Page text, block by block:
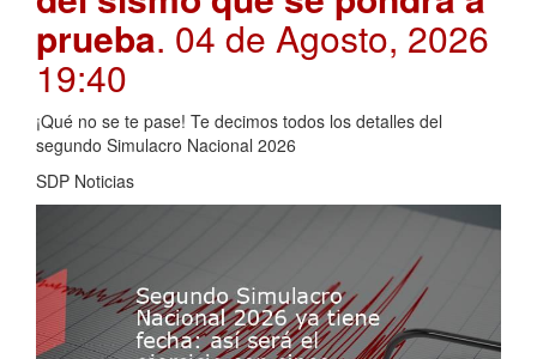
prueba. 04 de Agosto, 2026
19:40
¡Qué no se te pase! Te decimos todos los detalles del
segundo Simulacro Nacional 2026
SDP Noticias